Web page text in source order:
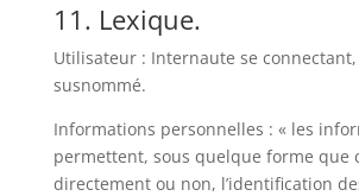
11. Lexique.
Utilisateur : Internaute se
susnommé.
Informations personnelles : « les
permettent, sous quelque forme que
directement ou non, l’identification